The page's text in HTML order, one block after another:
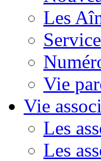
Les
Vie
Vie
Les
Les